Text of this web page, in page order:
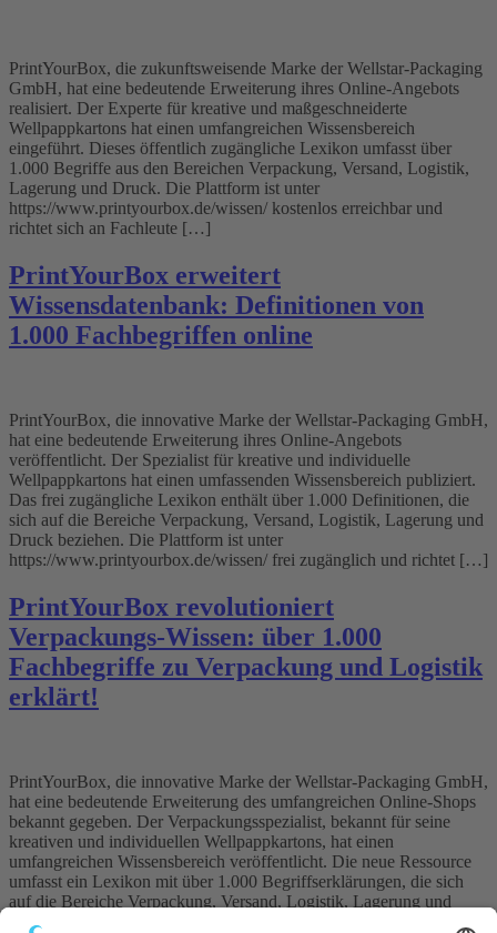
PrintYourBox, die zukunftsweisende Marke der Wellstar-Packaging
GmbH, hat eine bedeutende Erweiterung ihres Online-Angebots
realisiert. Der Experte für kreative und maßgeschneiderte
Wellpappkartons hat einen umfangreichen Wissensbereich
eingeführt. Dieses öffentlich zugängliche Lexikon umfasst über
1.000 Begriffe aus den Bereichen Verpackung, Versand, Logistik,
Lagerung und Druck. Die Plattform ist unter
https://www.printyourbox.de/wissen/ kostenlos erreichbar und
richtet sich an Fachleute […]
PrintYourBox erweitert
Wissensdatenbank: Definitionen von
1.000 Fachbegriffen online
PrintYourBox, die innovative Marke der Wellstar-Packaging GmbH,
hat eine bedeutende Erweiterung ihres Online-Angebots
veröffentlicht. Der Spezialist für kreative und individuelle
Wellpappkartons hat einen umfassenden Wissensbereich publiziert.
Das frei zugängliche Lexikon enthält über 1.000 Definitionen, die
sich auf die Bereiche Verpackung, Versand, Logistik, Lagerung und
Druck beziehen. Die Plattform ist unter
https://www.printyourbox.de/wissen/ frei zugänglich und richtet […]
PrintYourBox revolutioniert
Verpackungs-Wissen: über 1.000
Fachbegriffe zu Verpackung und Logistik
erklärt!
PrintYourBox, die innovative Marke der Wellstar-Packaging GmbH,
hat eine bedeutende Erweiterung des umfangreichen Online-Shops
bekannt gegeben. Der Verpackungsspezialist, bekannt für seine
kreativen und individuellen Wellpappkartons, hat einen
umfangreichen Wissensbereich veröffentlicht. Die neue Ressource
umfasst ein Lexikon mit über 1.000 Begriffserklärungen, die sich
auf die Bereiche Verpackung, Versand, Logistik, Lagerung und
Druck konzentrieren. Die Plattform ist […]